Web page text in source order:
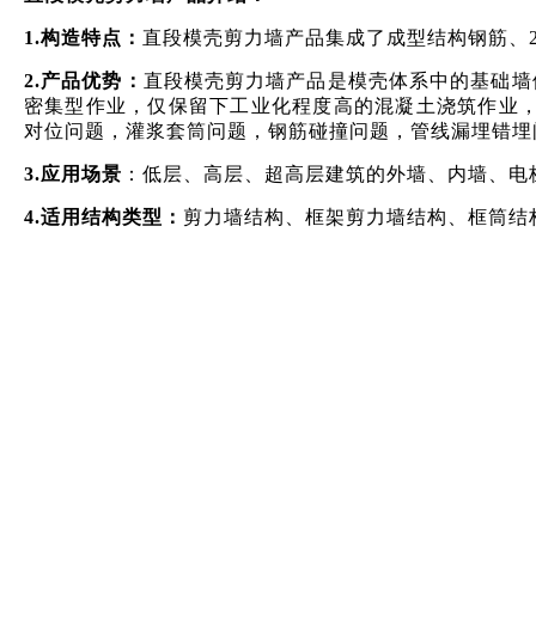
1.构造特点： 直段模壳剪力墙产品集成了成型结构钢筋、
2.产品优势： 直段模壳剪力墙产品是模壳体系中的基础
密集型作业，仅保留下工业化程度高的混凝土浇筑作业
对位问题，灌浆套筒问题，钢筋碰撞问题，管线漏埋错
3.应用场景 ：低层、高层、超高层建筑的外墙、内墙、
4.适用结构类型： 剪力墙结构、框架剪力墙结构、框筒结